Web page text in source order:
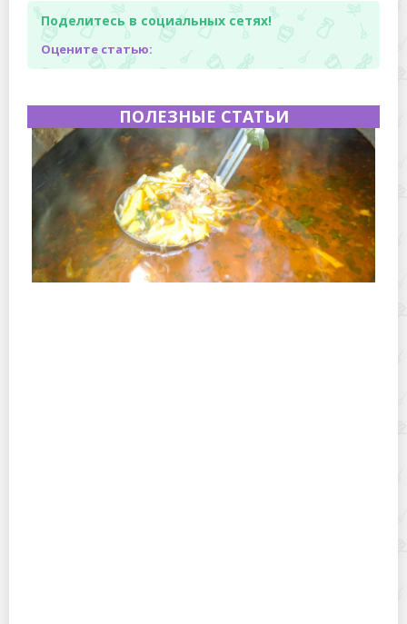
Поделитесь в социальных сетях!
Оцените статью:
ПОЛЕЗНЫЕ СТАТЬИ